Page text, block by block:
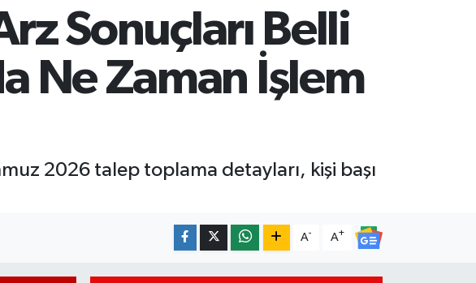
Sonuçları Belli
Ne Zaman İşlem
2026 talep toplama detayları, kişi başı
A- A+